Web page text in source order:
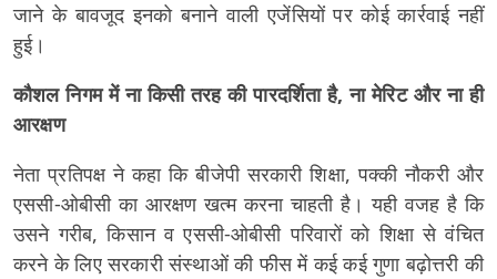
जाने के बावजूद इनको बनाने वाली एजेंसियों पर कोई कार्रवाई नहीं
हुई।
कौशल निगम में ना किसी तरह की पारदर्शिता है, ना मेरिट और ना ही
आरक्षण
नेता प्रतिपक्ष ने कहा कि बीजेपी सरकारी शिक्षा, पक्की नौकरी और
एससी-ओबीसी का आरक्षण खत्म करना चाहती है। यही वजह है कि
उसने गरीब, किसान व एससी-ओबीसी परिवारों को शिक्षा से वंचित
करने के लिए सरकारी संस्थाओं की फीस में कई कई गुणा बढ़ोत्तरी की